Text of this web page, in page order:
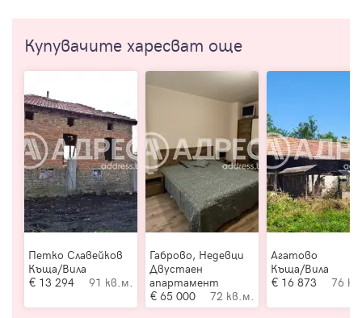
Купувачите харесват още
Петко Славейков
Къща/Вила
13 294
91 кв.м.
Габрово, Недевци
Двустаен
апартамент
65 000
72 кв.м.
Агатово
Къща/Вила
16 873
76